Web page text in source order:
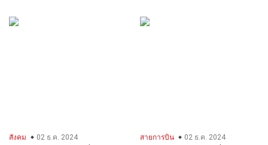
สังคม 02 ธ.ค. 2024 สายการบิน 02 ธ.ค. 2024